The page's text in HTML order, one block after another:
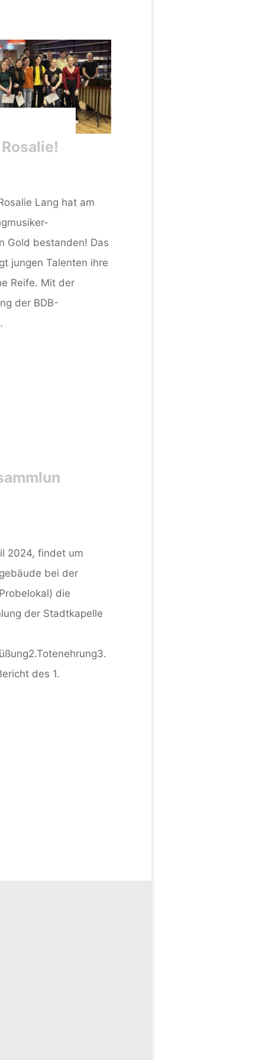
Lang hat am
Gold bestanden! Das
jungen Talenten ihre
Reife. Mit der
der BDB-
2024, findet um
bei der
die
der Stadtkapelle
des 1.